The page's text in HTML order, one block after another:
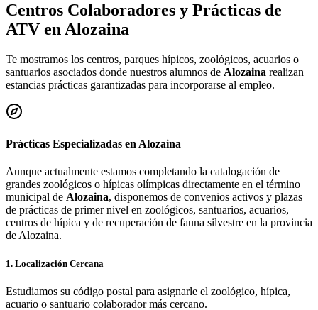
Centros Colaboradores y Prácticas de
ATV en Alozaina
Te mostramos los centros, parques hípicos, zoológicos, acuarios o
santuarios asociados donde nuestros alumnos de Alozaina realizan
estancias prácticas garantizadas para incorporarse al empleo.
Prácticas Especializadas en Alozaina
Aunque actualmente estamos completando la catalogación de
grandes zoológicos o hípicas olímpicas directamente en el término
municipal de Alozaina, disponemos de convenios activos y plazas
de prácticas de primer nivel en zoológicos, santuarios, acuarios,
centros de hípica y de recuperación de fauna silvestre en la provincia
deAlozaina.
1. Localización Cercana
Estudiamos su código postal para asignarle el zoológico, hípica,
acuario o santuario colaborador más cercano.